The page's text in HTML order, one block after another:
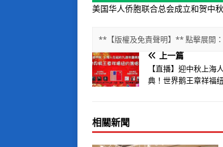
美国华人侨胞联合总会成立和贺中
**【版權及免責聲明】** 點擊展開
上一篇
【直播】迎中秋上海
典！世界鹅王章祥福
相關新聞